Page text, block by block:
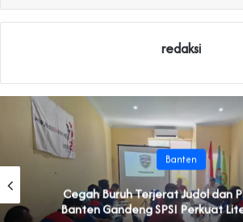
redaksi
Banten
Cegah Buruh Terjerat Judol dan
Banten Gandeng SPSI Perkuat